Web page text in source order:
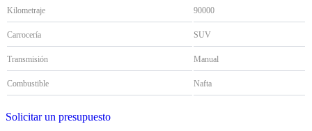
Kilometraje 90000
Carrocería SUV
Transmisión Manual
Combustible Nafta
Solicitar un presupuesto